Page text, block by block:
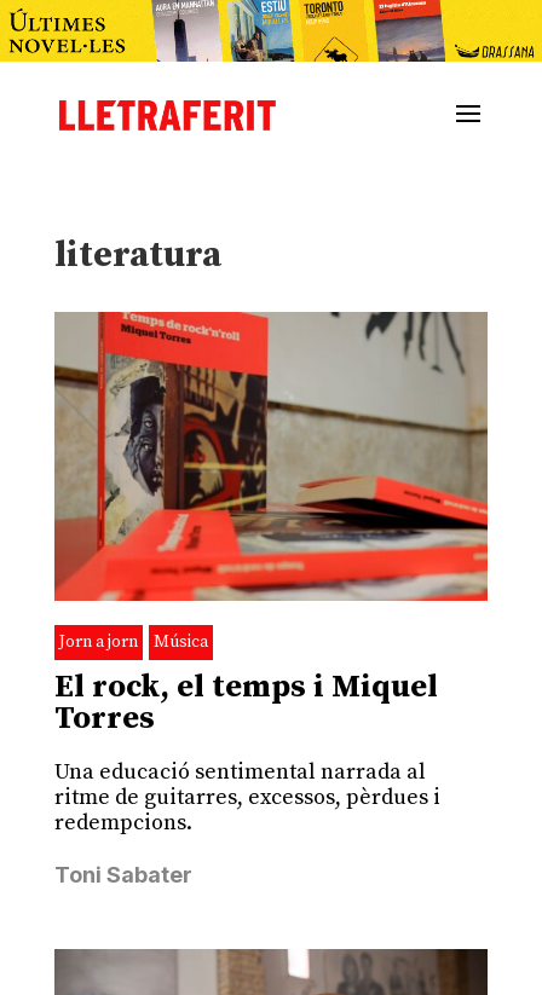
literatura
Jorn a jorn Música
El rock, el temps i Miquel
Torres
Una educació sentimental narrada al
ritme de guitarres, excessos, pèrdues i
redempcions.
Toni Sabater